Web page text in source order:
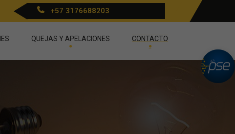
+57 3176688203
QUEJAS Y APELACIONES CONTACTO